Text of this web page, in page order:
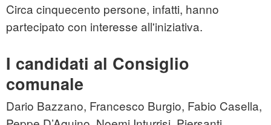
Circa cinquecento persone, infatti, hanno
partecipato con interesse all'iniziativa.
I candidati al Consiglio
comunale
Dario Bazzano, Francesco Burgio, Fabio Casella,